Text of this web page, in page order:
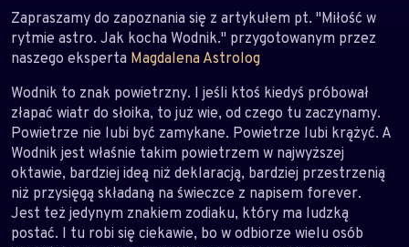
Zapraszamy do zapoznania się z artykułem pt. "Miłość w
rytmie astro. Jak kocha Wodnik." przygotowanym przez
naszego eksperta Magdalena Astrolog
Wodnik to znak powietrzny. I jeśli ktoś kiedyś próbował
złapać wiatr do słoika, to już wie, od czego tu zaczynamy.
Powietrze nie lubi być zamykane. Powietrze lubi krążyć. A
Wodnik jest właśnie takim powietrzem w najwyższej
oktawie, bardziej ideą niż deklaracją, bardziej przestrzenią
niż przysięgą składaną na świeczce z napisem forever.
Jest też jedynym znakiem zodiaku, który ma ludzką
postać. I tu robi się ciekawie, bo w odbiorze wielu osób